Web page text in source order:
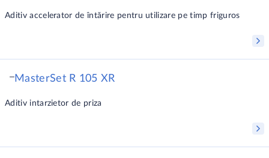
Aditiv accelerator de întărire pentru utilizare pe timp friguros
MasterSet R 105 XR
Aditiv intarzietor de priza